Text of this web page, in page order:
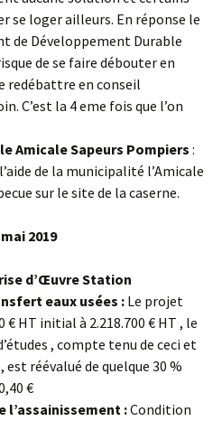
se loger ailleurs. En réponse le
de Développement Durable
de se faire débouter en
redébattre en conseil
C’est la 4 eme fois que l’on
Amicale Sapeurs Pompiers :
de la municipalité l’Amicale
sur le site de la caserne.
2019
d’Œuvre Station
eaux usées : Le projet
€ HT initial à 2.218.700 € HT , le
, compte tenu de ceci et
réévalué de quelque 30 %
€
l’assainissement :Condition